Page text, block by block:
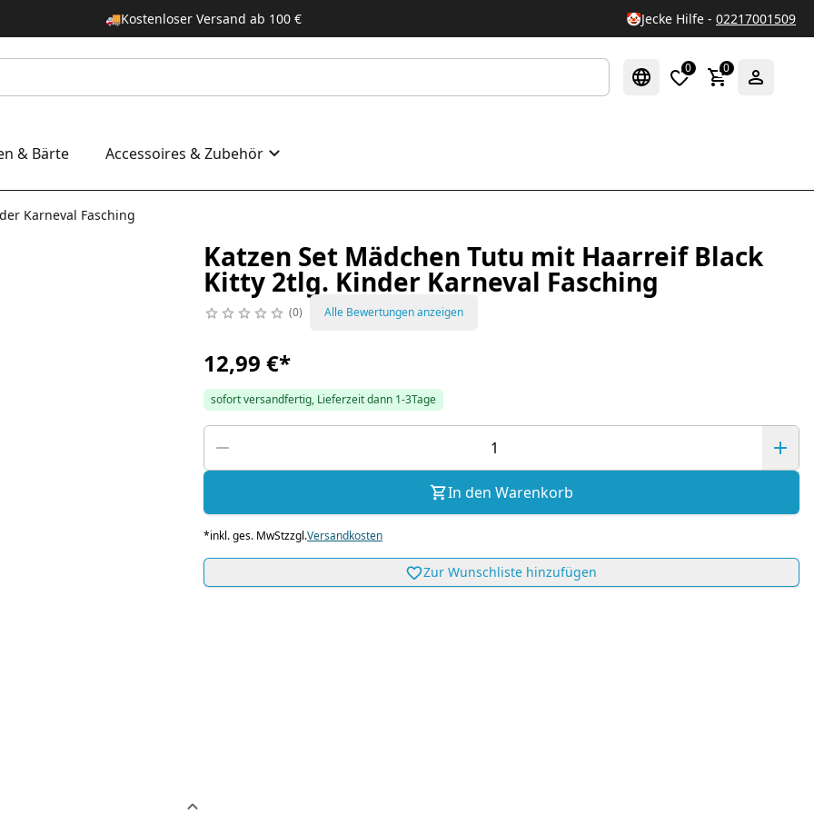
🚚Kostenloser Versand ab 100 € 🤡Jecke Hilfe -02217001509
0 0
& Bärte Accessoires & Zubehör
Karneval Fasching
Katzen Set Mädchen Tutu mit Haarreif Black
Kitty 2tlg. Kinder Karneval Fasching
0 Alle Bewertungen anzeigen
12,99 €*
sofort versandfertig, Lieferzeit dann 1-3Tage
In den Warenkorb
*inkl. ges. MwStzzgl.Versandkosten
Zur Wunschliste hinzufügen